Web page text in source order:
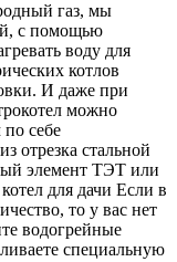
газ, мы
с помощью
воду для
котлов
И даже при
можно
по себе
отрезка стальной
элемент ТЭТ или
для дачи Если в
то у вас нет
водогрейные
специальную